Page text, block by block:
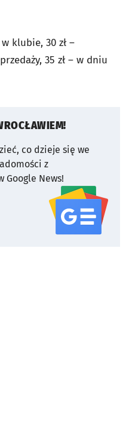
klubie, 30 zł –
35 zł – w dniu
co dzieje się we
z
Google News!
serwisu